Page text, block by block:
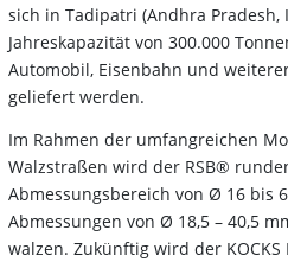
sich in Tadipatri (Andhra
Jahreskapazität von 300.000
Automobil, Eisenbahn und
geliefert werden.
Im Rahmen der umfangreichen
Walzstraßen wird der RSB®
Abmessungsbereich von Ø 16 bis
Abmessungen von Ø 18,5 – 40,5
walzen. Zukünftig wird der